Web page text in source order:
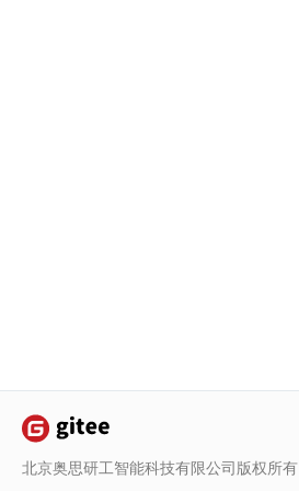
北京奥思研工智能科技有限公司版权所有